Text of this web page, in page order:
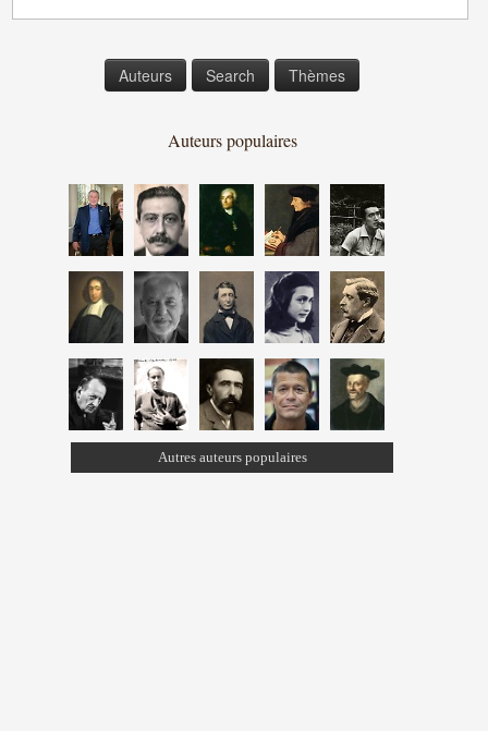
Auteurs Search Thèmes
Auteurs populaires
Autres auteurs populaires